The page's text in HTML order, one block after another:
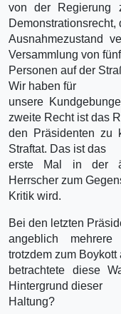
von der Regierung
Demonstrationsrecht,
Ausnahmezustand
Versammlung von fünf
Personen auf der
Wir haben für
unsere
zweite Recht ist das
den Präsidenten zu
Straftat. Das ist das
erste Mal in der
Herrscher zum
Kritik wird.
Bei den letzten
angeblich
trotzdem zum Boykott
betrachtete diese
Hintergrund dieser
Haltung?